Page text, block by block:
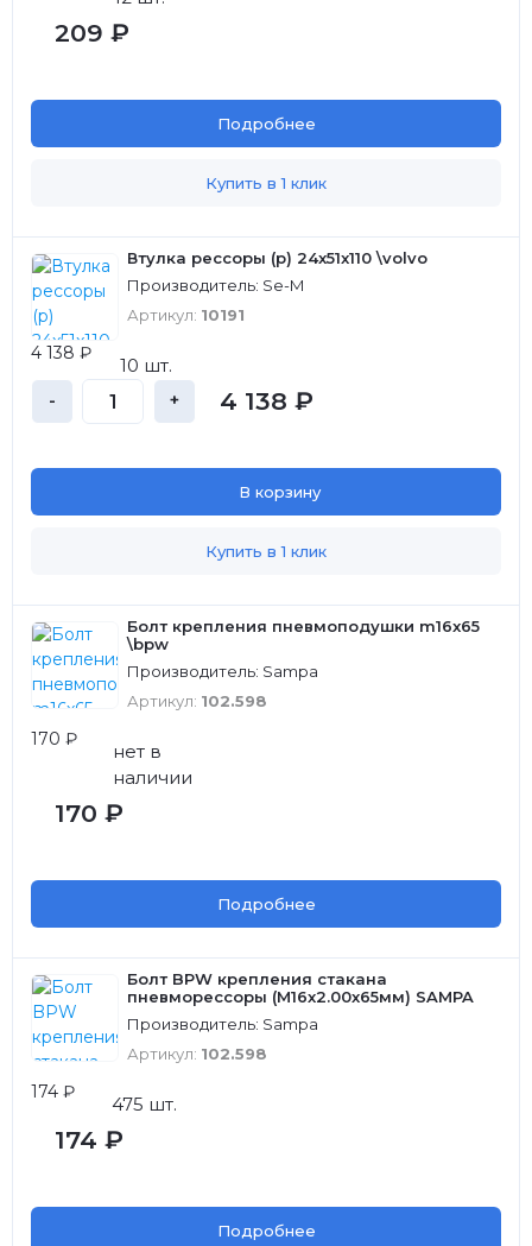
209 ₽
Подробнее
Купить в 1 клик
Втулка рессоры (р) 24x51x110 \volvo
Производитель: Se-M
Артикул: 10191
4 138 ₽
10 шт.
- + 4 138 ₽
В корзину
Купить в 1 клик
Болт крепления пневмоподушки m16x65
\bpw
Производитель: Sampa
Артикул: 102.598
170 ₽
нет в
наличии
170 ₽
Подробнее
Болт BPW крепления стакана
пневморессоры (M16х2.00х65мм) SAMPA
Производитель: Sampa
Артикул: 102.598
174 ₽
475 шт.
174 ₽
Подробнее